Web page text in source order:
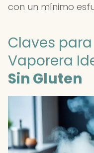
con un mínimo
Claves para
Vaporera
Sin Gluten